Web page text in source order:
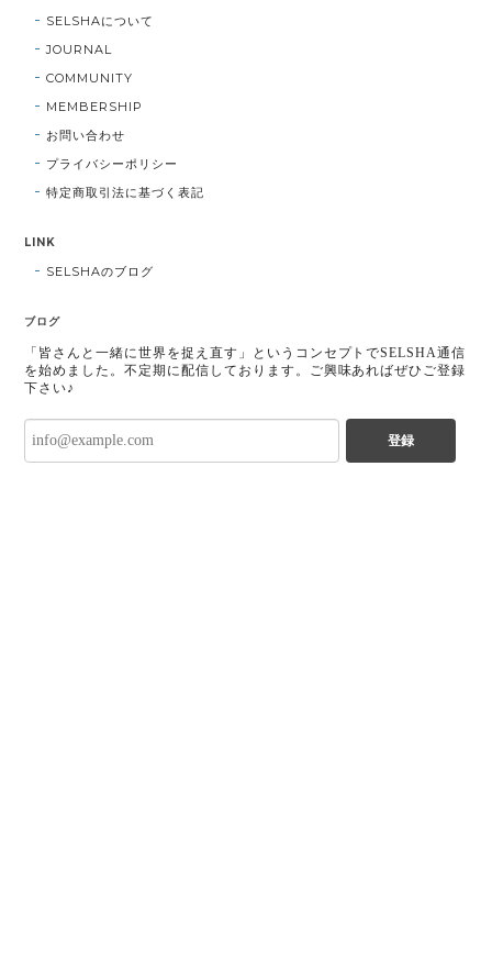
SELSHAについて
JOURNAL
COMMUNITY
MEMBERSHIP
お問い合わせ
プライバシーポリシー
特定商取引法に基づく表記
LINK
SELSHAのブログ
ブログ
「皆さんと一緒に世界を捉え直す」というコンセプトでSELSHA通信
を始めました。不定期に配信しております。ご興味あればぜひご登録
下さい♪
登録